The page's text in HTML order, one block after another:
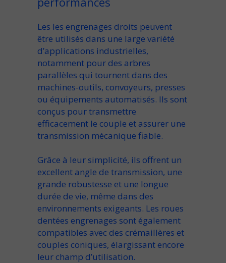
Les les engrenages droits peuvent
être utilisés dans une large variété
d’applications industrielles,
notamment pour des arbres
parallèles qui tournentdans des
machines-outils, convoyeurs, presses
ou équipements automatisés. Ils sont
conçus pour transmettre
efficacement le couple et assurer une
transmission mécanique fiable.
Grâce à leur simplicité, ils offrent un
excellentangle de transmission, une
grande robustesse et une longue
durée de vie, même dans des
environnements exigeants. Les roues
dentées engrenages sont également
compatibles avec des crémaillères et
couples coniques, élargissant encore
leur champ d’utilisation.